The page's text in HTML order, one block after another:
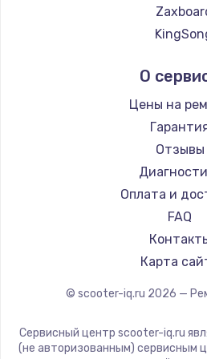
Midway by
Hunter
Shorner
Joyor
Segway
KIRIN
О
Цены на
Отзывы
Оплата и
FAQ
Карта
© scooter-iq.ru 2026 —
Сервисный центр scooter-iq.ru
(не авторизованным) сервисным